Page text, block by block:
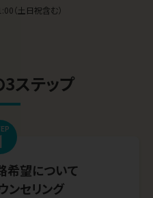
（土日祝含む）
ステップ
希望について
ンセリング